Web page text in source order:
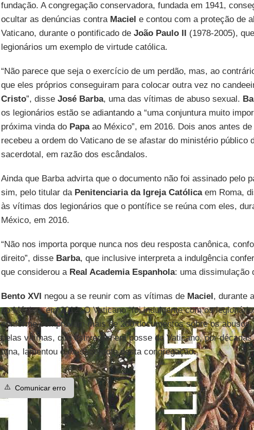
fundação. A congregação conservadora, fundada em 1941,
ocultar as denúncias contra Maciel e contou com a proteção de
Vaticano, durante o pontificado de João Paulo II (1978-2005),
legionários um exemplo de virtude católica.
“Não parece que seja o exercício de um perdão, mas, ao
que eles próprios conseguiram para colocar outra vez no
Cristo”, disse José Barba, uma das vítimas de abuso sexual.
os legionários estão se adiantando a “uma conjuntura muito
próxima vinda do Papaao México”, em 2016. Dois anos antes
recebeu a ordem do Vaticano de se afastar do ministério público
sacerdotal, em razão dos escândalos.
Ainda que Barba advirta que o documento não foi assinado pelo
sim, pelo titular da Penitenciaria da Igreja Católicaem Roma,
às vítimas dos legionários que o pontífice se reúna com eles,
México, em 2016.
“Não nos importa porque nunca nos deu resposta canônica,
direito”, disse Barba, que inclusive interpreta a indulgência
que considerou a Real Academia Espanhola: uma dissimulação
Bento XVI negou a se reunir com as vítimas de Maciel, durante
no México, em 2012. O Vaticano “foi indulgente com os
conforme comprovam mais de 200 documentos sobre os
pelas vítimas, que estiveram em posse do Vaticano, por
tona, lamentou o ex-sacerdote desta congregação.
⚠️ Comunicar erro